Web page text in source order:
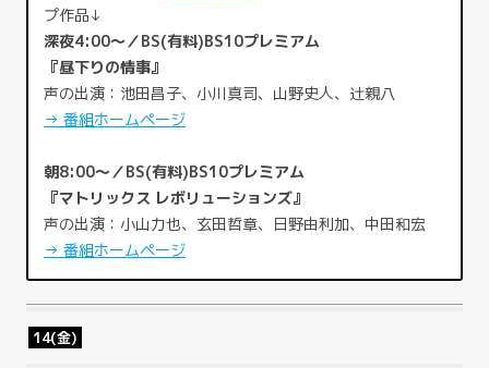
プ作品↓
深夜4:00～／BS(有料)BS10プレミアム
『昼下りの情事』
声の出演：池田昌子、小川真司、山野史人、辻親八
→ 番組ホームページ
朝8:00～／BS(有料)BS10プレミアム
『マトリックス レボリューションズ』
声の出演：小山力也、玄田哲章、日野由利加、中田和宏
→ 番組ホームページ
14(金)